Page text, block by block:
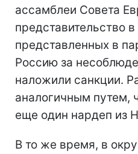
ассамблеи Совета
представительство
представленных в
Россию за
наложили санкции.
аналогичным путем,
еще один нардеп из
В то же время, в